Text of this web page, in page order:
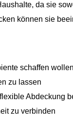
da sie
können sie
schaffen
zu lassen
Abdeckung
zu verbinden